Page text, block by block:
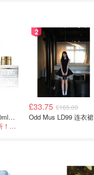
200ml卸妆膏+100ml急救面膜+面霜+洁颜布
总价值£204=2.7折！闭眼冲这套！
2
£33.75 £165.00
Odd Mus LD99 连衣裙